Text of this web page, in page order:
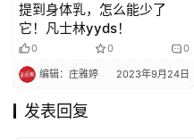
提到身体乳，怎么能少了
它！凡士林yyds！
0 0 0
编辑：庄雅婷 2023年9月24日
发表回复